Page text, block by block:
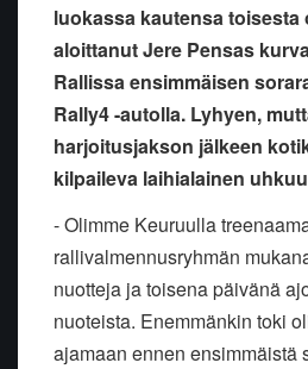
luokassa kautensa
aloittanut Jere Pensas
Rallissa ensimmäisen
Rally4 -autolla. Lyhyen,
harjoitusjakson jälkeen
kilpaileva laihialainen
- Olimme Keuruulla
rallivalmennusryhmän
nuotteja ja toisena päivänä
nuoteista. Enemmänkin toki
ajamaan ennen ensimmäistä